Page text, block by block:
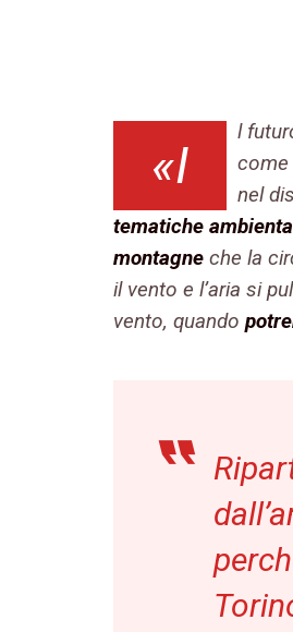
«I
l
come
nel
tematiche
montagne che la
il vento e l’aria si
vento, quando